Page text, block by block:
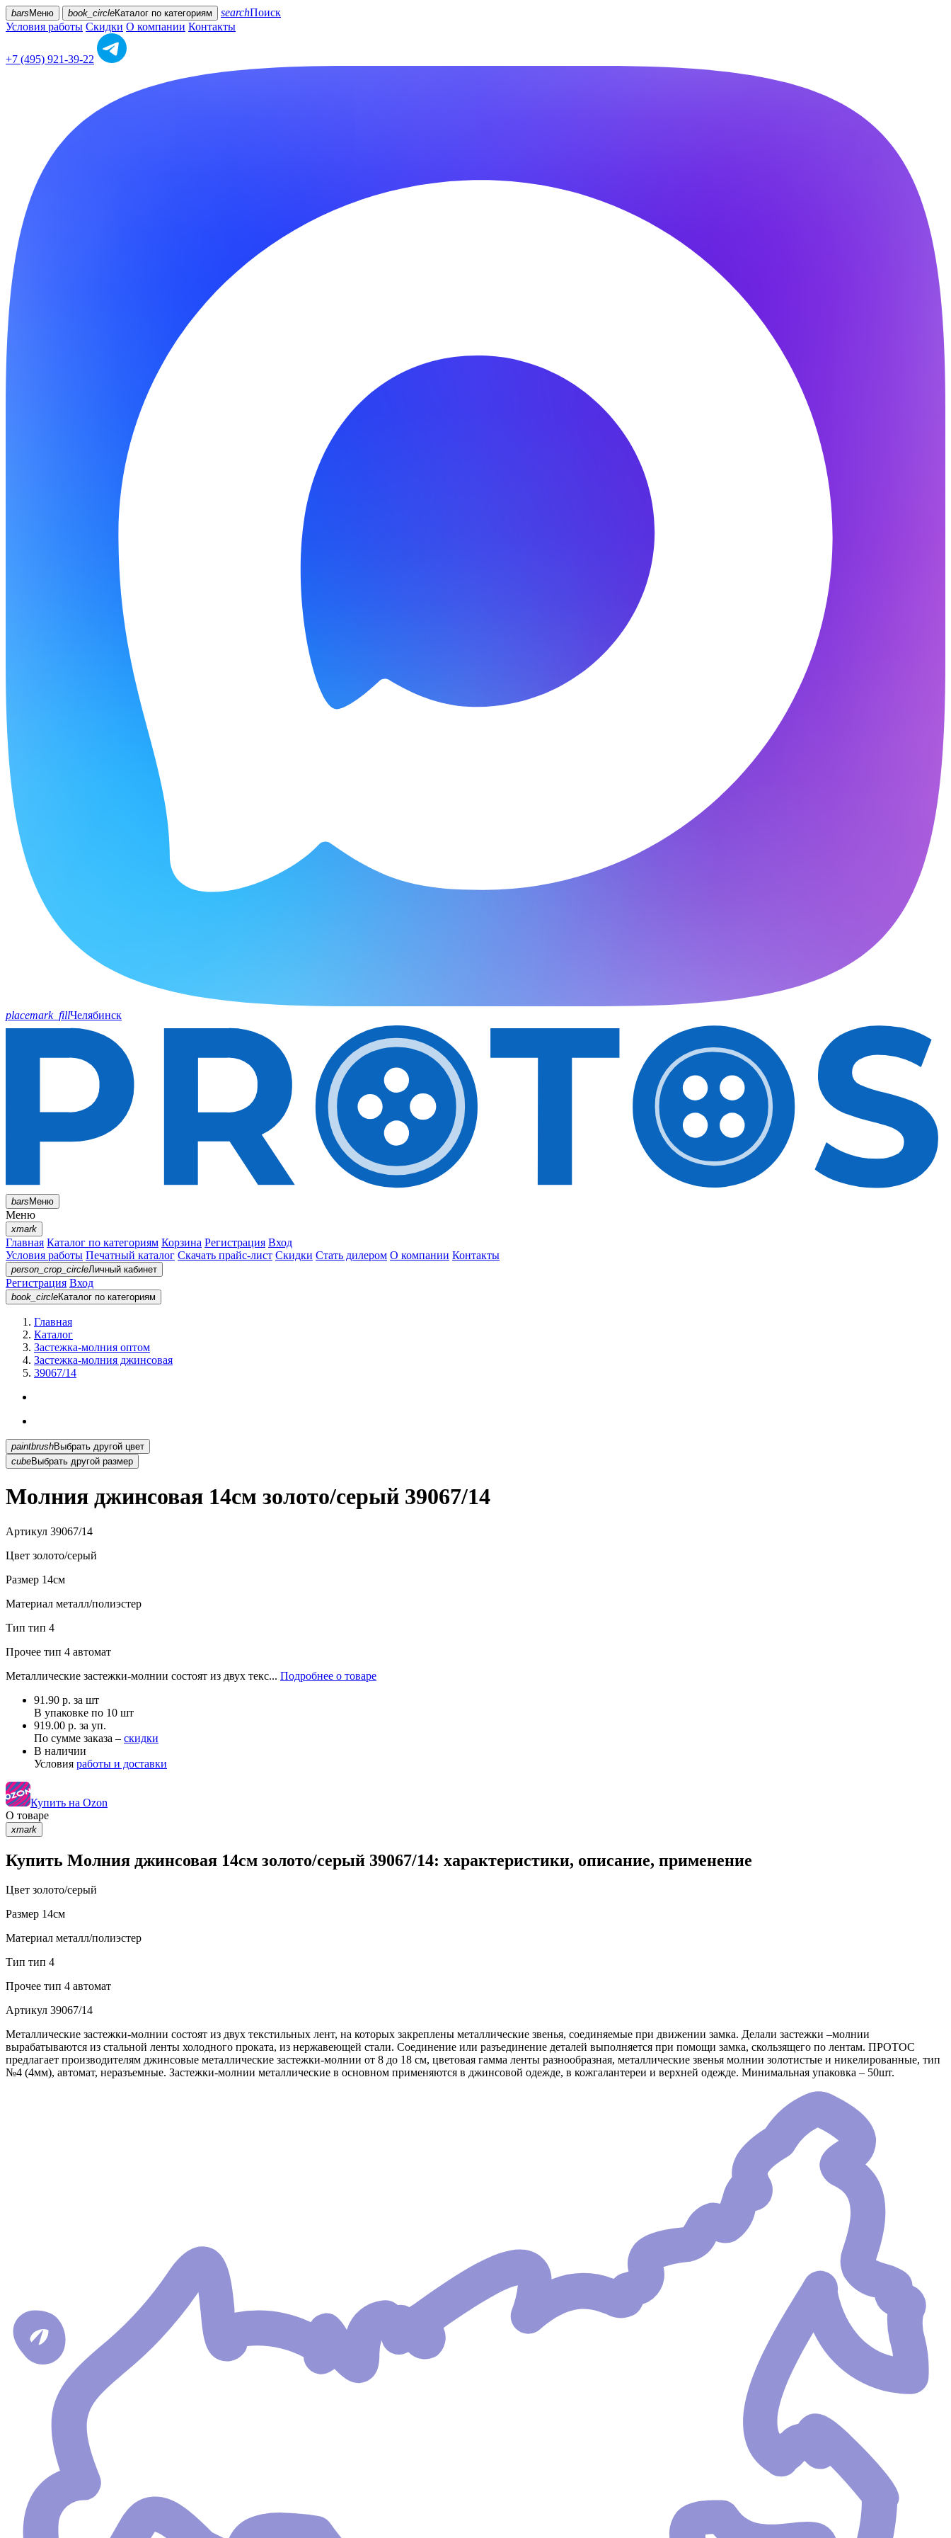
bars Меню book_circleКаталог по категориям searchПоиск
Условия работы Скидки О компании Контакты
+7 (495) 921-39-22
placemark_fillЧелябинск
barsМеню
Меню
xmark
Главная Каталог по категориям Корзина Регистрация Вход
Условия работы Печатный каталог Скачать прайс-лист Скидки Стать дилером О компании Контакты
person_crop_circleЛичный кабинет
Регистрация Вход
book_circleКаталог по категориям
Главная
Каталог
Застежка-молния оптом
Застежка-молния джинсовая
39067/14
paintbrush
Выбрать другой цвет
cubeВыбрать другой размер
Молния джинсовая 14см золото/серый 39067/14
Артикул 39067/14
Цвет золото/серый
Размер 14см
Материал металл/полиэстер
Тип тип 4
Прочее тип 4 автомат
Металлические застежки-молнии состоят из двух текс... Подробнее о товаре
91.90 р. за шт
В упаковке по 10 шт
919.00 р. за уп.
По сумме заказа – скидки
В наличии
Условия работы и доставки
Купить на Ozon
О товаре
xmark
Купить Молния джинсовая 14см золото/серый 39067/14: характеристики, описание, применение
Цвет золото/серый
Размер 14см
Материал металл/полиэстер
Тип тип 4
Прочее тип 4 автомат
Артикул 39067/14
Металлические застежки-молнии состоят из двух текстильных лент, на которых закреплены металлические звенья, соединяемые при движении замка. Делали застежки –молнии
вырабатываются из стальной ленты холодного проката, из нержавеющей стали. Соединение или разъединение деталей выполняется при помощи замка, скользящего по лентам. ПРОТОС
предлагает производителям джинсовые металлические застежки-молнии от 8 до 18 см, цветовая гамма ленты разнообразная, металлические звенья молнии золотистые и никелированные, тип
№4 (4мм), автомат, неразъемные. Застежки-молнии металлические в основном применяются в джинсовой одежде, в кожгалантереи и верхней одежде. Минимальная упаковка – 50шт.